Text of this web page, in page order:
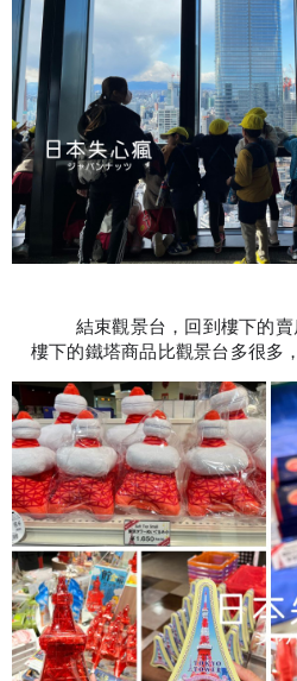
結束觀景台，回到樓下的
樓下的鐵塔商品比觀景台多很多